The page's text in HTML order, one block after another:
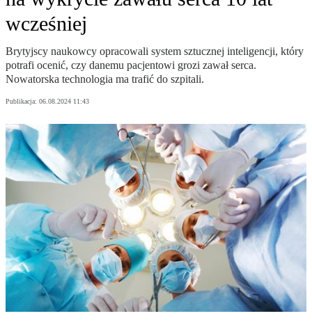
wcześniej
Brytyjscy naukowcy opracowali system sztucznej inteligencji, który
potrafi ocenić, czy danemu pacjentowi grozi zawał serca.
Nowatorska technologia ma trafić do szpitali.
Publikacja: 06.08.2024 11:43